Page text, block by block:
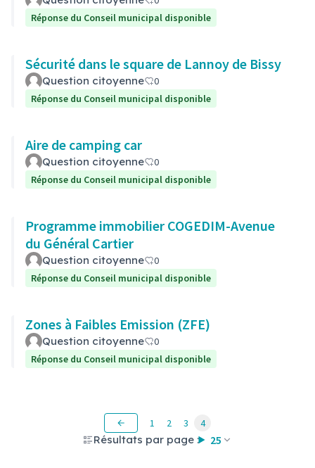
Réponse du Conseil municipal disponible
Sécurité dans le square de Lannoy de Bissy
Question citoyenne
0
Réponse du Conseil municipal disponible
Aire de camping car
Question citoyenne
0
Réponse du Conseil municipal disponible
Programme immobilier COGEDIM-Avenue
du Général Cartier
Question citoyenne
0
Réponse du Conseil municipal disponible
Zones à Faibles Emission (ZFE)
Question citoyenne
0
Réponse du Conseil municipal disponible
Résultats par page : 25
1 2 3 4